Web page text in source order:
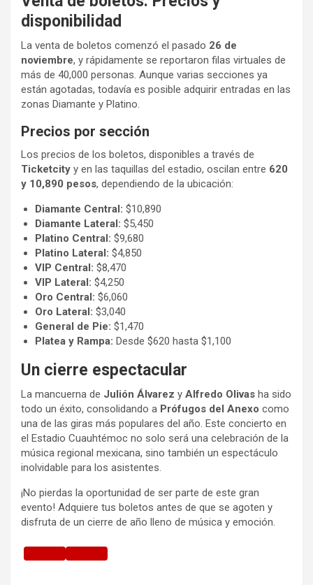
disponibilidad
La venta de boletos comenzó el pasado 26 de
noviembre, y rápidamente se reportaron filas virtuales de
más de 40,000 personas. Aunque varias secciones ya
están agotadas, todavía es posible adquirir entradas en las
zonas Diamante y Platino.
Precios por sección
Los precios de los boletos, disponibles a través de
Ticketcity y en las taquillas del estadio, oscilan entre 620
y 10,890 pesos, dependiendo de la ubicación:
Diamante Central: $10,890
Diamante Lateral: $5,450
Platino Central: $9,680
Platino Lateral: $4,850
VIP Central: $8,470
VIP Lateral: $4,250
Oro Central: $6,060
Oro Lateral: $3,040
General de Pie: $1,470
Platea y Rampa: Desde $620 hasta $1,100
Un cierre espectacular
La mancuerna de Julión Álvarez y Alfredo Olivas ha sido
todo un éxito, consolidando a Prófugos del Anexo como
una de las giras más populares del año. Este concierto en
el Estadio Cuauhtémoc no solo será una celebración de la
música regional mexicana, sino también un espectáculo
inolvidable para los asistentes.
¡No pierdas la oportunidad de ser parte de este gran
evento! Adquiere tus boletos antes de que se agoten y
disfruta de un cierre de año lleno de música y emoción.